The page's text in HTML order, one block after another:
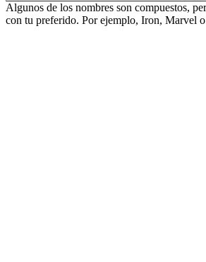
Algunos de los nombres son compuestos,
con tu preferido. Por ejemplo, Iron, Marvel o